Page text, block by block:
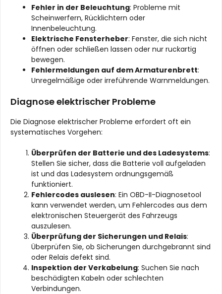
Fehler in der Beleuchtung: Probleme mit
Scheinwerfern, Rücklichtern oder
Innenbeleuchtung.
Elektrische Fensterheber: Fenster, die sich nicht
öffnen oder schließen lassen oder nur ruckartig
bewegen.
Fehlermeldungen auf dem Armaturenbrett:
Unregelmäßige oder irreführende Warnmeldungen.
Diagnose elektrischer Probleme
Die Diagnose elektrischer Probleme erfordert oft ein
systematisches Vorgehen:
Überprüfen der Batterie und des Ladesystems:
Stellen Sie sicher, dass die Batterie voll aufgeladen
ist und das Ladesystem ordnungsgemäß
funktioniert.
Fehlercodes auslesen: Ein OBD-II-Diagnosetool
kann verwendet werden, um Fehlercodes aus dem
elektronischen Steuergerät des Fahrzeugs
auszulesen.
Überprüfung der Sicherungen und Relais:
Überprüfen Sie, ob Sicherungen durchgebrannt sind
oder Relais defekt sind.
Inspektion der Verkabelung: Suchen Sie nach
beschädigten Kabeln oder schlechten
Verbindungen.